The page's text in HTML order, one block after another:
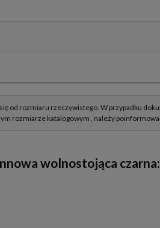
wolnostojąca czarna: